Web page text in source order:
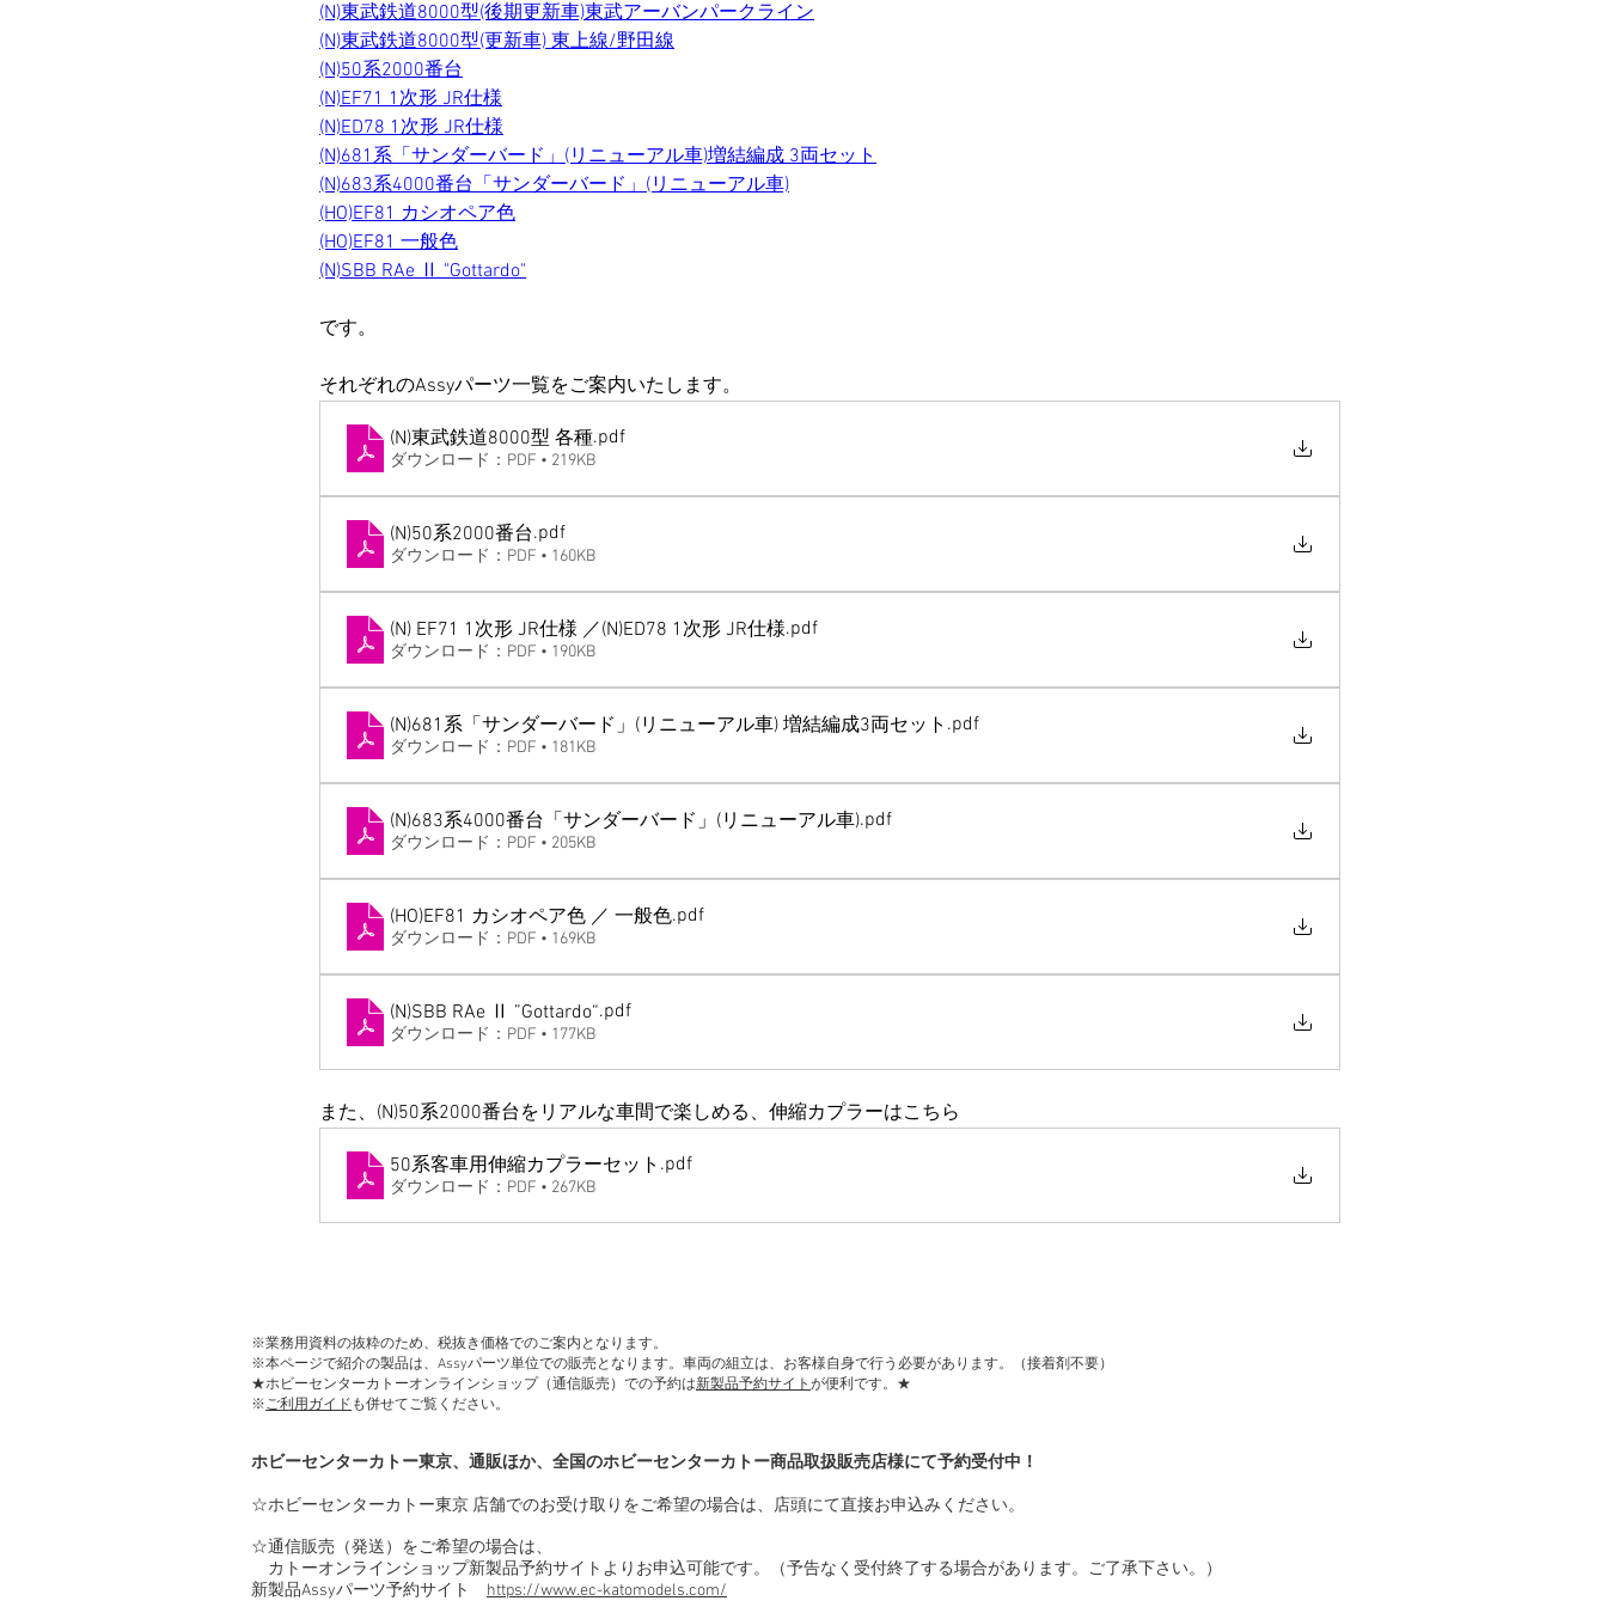
(N)東武鉄道8000型(後期更新車)東武アーバンパークライン
(N)東武鉄道8000型(更新車) 東上線/野田線
(N)50系2000番台
(N)EF71 1次形 JR仕様
(N)ED78 1次形 JR仕様
(N)681系「サンダーバード」(リニューアル車)増結編成 3両セット
(N)683系4000番台「サンダーバード」(リニューアル車)
(HO)EF81 カシオペア色
(HO)EF81 一般色
(N)SBB RAe Ⅱ "Gottardo"
です。
それぞれのAssyパーツ一覧をご案内いたします。
(N)東武鉄道8000型 各種.pdf
ダウンロード：PDF • 219KB
(N)50系2000番台.pdf
ダウンロード：PDF • 160KB
(N) EF71 1次形 JR仕様 ／(N)ED78 1次形 JR仕様.pdf
ダウンロード：PDF • 190KB
(N)681系「サンダーバード」(リニューアル車) 増結編成3両セット .pdf
ダウンロード：PDF • 181KB
(N)683系4000番台「サンダーバード」(リニューアル車).pdf
ダウンロード：PDF • 205KB
(HO)EF81 カシオペア色 ／ 一般色.pdf
ダウンロード：PDF • 169KB
(N)SBB RAe Ⅱ ”Gottardo“.pdf
ダウンロード：PDF • 177KB
また、(N)50系2000番台をリアルな車間で楽しめる、伸縮カプラーはこちら
50系客車用伸縮カプラーセット .pdf
ダウンロード：PDF • 267KB
※業務用資料の抜粋のため、税抜き価格でのご案内となります。
※本ページで紹介の製品は、Assyパーツ単位での販売となります。車両の組立は、お客様自身で行う必要があります。（接着剤不要）
★ホビーセンターカトーオンラインショップ（通信販売）での予約は新製品予約サイト が便利です。★
※ご利用ガイド も併せてご覧ください。
ホビーセンターカトー東京、通販ほか、全国のホビーセンターカトー商品取扱販売店様にて予約受付中！
☆ホビーセンターカトー東京 店舗でのお受け取りをご希望の場合は、店頭にて直接お申込みください。
☆通信販売（発送）をご希望の場合は、
カトーオンラインショップ新製品予約サイトよりお申込可能です。（予告なく受付終了する場合があります。ご了承下さい。）
新製品Assyパーツ予約サイト https://www.ec-katomodels.com/